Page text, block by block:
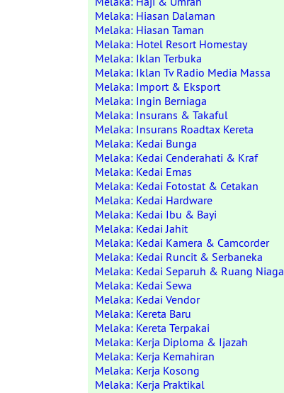
Melaka: Hiasan Dalaman
Melaka: Hiasan Taman
Melaka: Hotel Resort Homestay
Melaka: Iklan Terbuka
Melaka: Iklan Tv Radio Media Massa
Melaka: Import & Eksport
Melaka: Ingin Berniaga
Melaka: Insurans & Takaful
Melaka: Insurans Roadtax Kereta
Melaka: Kedai Bunga
Melaka: Kedai Cenderahati & Kraf
Melaka: Kedai Emas
Melaka: Kedai Fotostat & Cetakan
Melaka: Kedai Hardware
Melaka: Kedai Ibu & Bayi
Melaka: Kedai Jahit
Melaka: Kedai Kamera & Camcorder
Melaka: Kedai Runcit & Serbaneka
Melaka: Kedai Separuh & Ruang Niaga
Melaka: Kedai Sewa
Melaka: Kedai Vendor
Melaka: Kereta Baru
Melaka: Kereta Terpakai
Melaka: Kerja Diploma & Ijazah
Melaka: Kerja Kemahiran
Melaka: Kerja Kosong
Melaka: Kerja Praktikal